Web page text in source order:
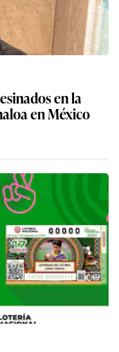
en la
en México